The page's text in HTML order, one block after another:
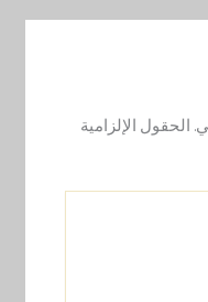
الحقول الإلزامية